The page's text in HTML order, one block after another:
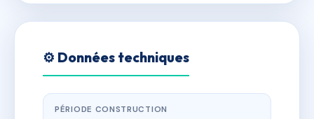
⚙️ Données techniques
PÉRIODE CONSTRUCTION